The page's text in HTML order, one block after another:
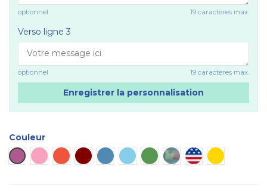
optionnel 19 caractères max.
Verso ligne 3
optionnel 19 caractères max.
Enregistrer la personnalisation
Couleur
Plaque violette
Plaque rosePlaque rouge
Plaque marron
Plaque bleue
Plaque bleu ciel
Plaque verte
Plaque camouflage
Plaque USA
Plaque